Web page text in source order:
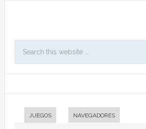
JUEGOS NAVEGADORES